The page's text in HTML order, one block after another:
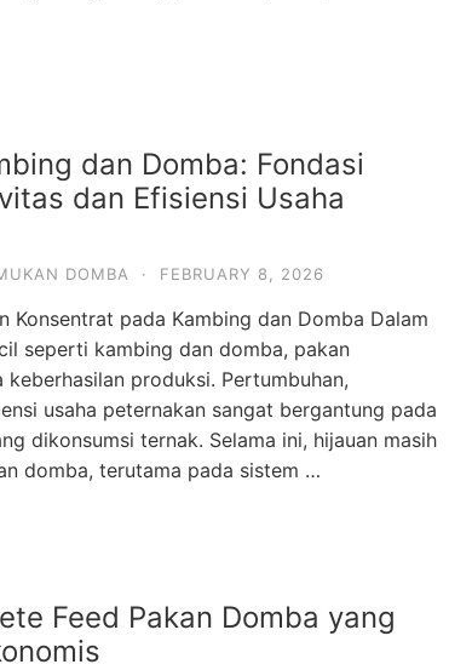
dan Domba: Fondasi
dan Efisiensi Usaha
DOMBA · FEBRUARY 8, 2026
Konsentrat pada Kambing dan Domba Dalam
seperti kambing dan domba, pakan
produksi. Pertumbuhan,
usaha peternakan sangat bergantung pada
dikonsumsi ternak. Selama ini, hijauan masih
domba, terutama pada sistem …
Feed Pakan Domba yang